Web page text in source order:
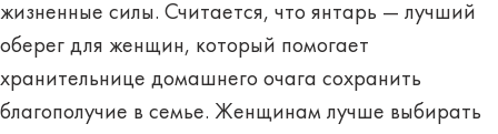
жизненные силы. Считается, что янтарь — лучший
оберег для женщин, который помогает
хранительнице домашнего очага сохранить
благополучие в семье. Женщинам лучше выбирать